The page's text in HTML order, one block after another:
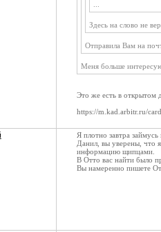
Здесь на слово не
Отправила Вам на
Меня больше
Это же есть в открытом
https://m.kad.arbitr.ru/
Я плотно завтра
Данил, вы уверены, что
информацию щипцами.
В Отто вас найти было
Вы намеренно пишете